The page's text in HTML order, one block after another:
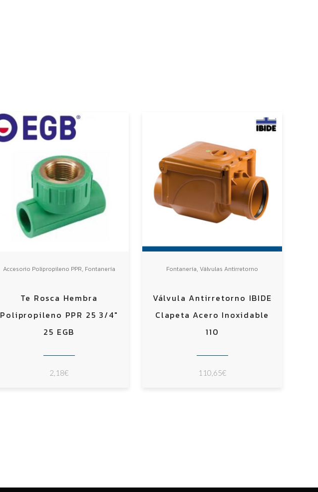
Accesorio Polipropileno PPR, Fontanería
Te Rosca Hembra
Polipropileno PPR 25 3/4″
25 EGB
2,18€
Fontanería,Válvulas Antirretorno
Válvula Antirretorno IBIDE
Clapeta Acero Inoxidable
110
110,65€